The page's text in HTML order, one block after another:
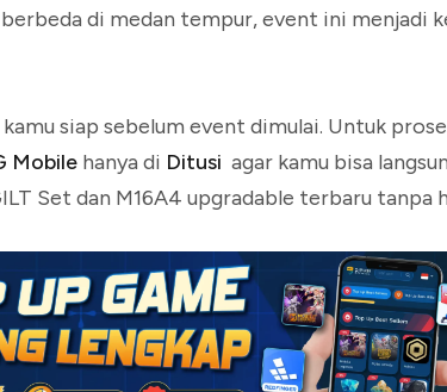
di medan tempur, event ini menjadi
siap sebelum event dimulai. Untuk
Mobile hanya di Ditusi agar kamu bisa
Set dan M16A4 upgradable terbaru tanpa